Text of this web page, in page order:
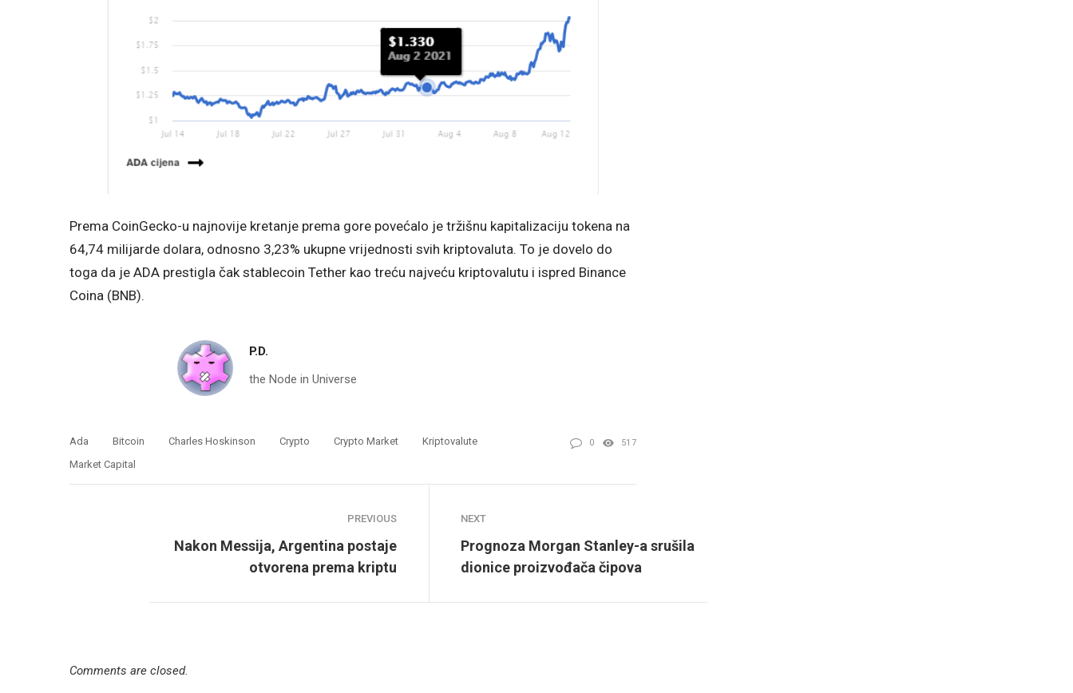
Prema CoinGecko-u najnovije kretanje prema gore povećalo je tržišnu kapitalizaciju tokena na
64,74 milijarde dolara, odnosno 3,23% ukupne vrijednosti svih kriptovaluta. To je dovelo do
toga da je ADA prestigla čak stablecoin Tether kao treću najveću kriptovalutu i ispred Binance
Coina (BNB).
P.D.
the Node in Universe
Ada Bitcoin Charles Hoskinson Crypto Crypto Market
Kriptovalute
Market Capital
0 517
PREVIOUS
Nakon Messija, Argentina postaje
otvorena prema kriptu
NEXT
Prognoza Morgan Stanley-a srušila
dionice proizvođača čipova
Comments are closed.